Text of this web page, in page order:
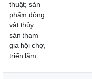
thuật; sản
phẩm động
vật thủy
sản tham
gia hội chợ,
triển lãm